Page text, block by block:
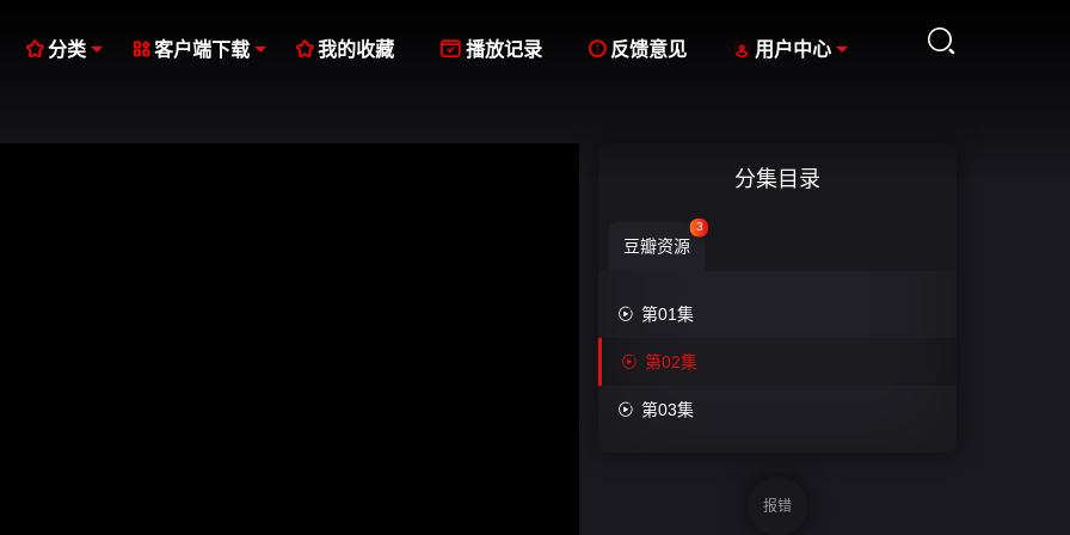

分类 客户端下载 我的收藏  播放记录  反馈意见  用户中心
分集目录
豆瓣资源
3
 第01集
 第02集
 第03集
报错